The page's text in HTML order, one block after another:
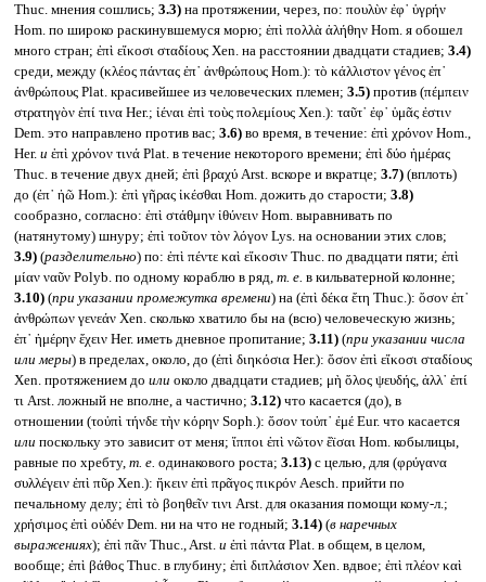
Thuc. мнения сошлись; 3.3)на протяжении, через, по: πουλὺν ἐφ᾽ ὑγρήν
Hom. по широко раскинувшемуся морю; ἐπὶ πολλὰ ἀλήθην Hom. я обошел
много стран; ἐπὶ εἴκοσι σταδίους Xen. на расстоянии двадцати стадиев; 3.4)
среди, между (κλέος πάντας ἐπ᾽ ἀνθρώπους Hom.): τὸ κάλλιστον γένος ἐπ᾽
ἀνθρώπους Plat. красивейшее из человеческих племен; 3.5)против (πέμπειν
στρατηγὸν ἐπί τινα Her.; ἰέναι ἐπὶ τοὺς πολεμίους Xen.): ταῦτ᾽ ἐφ᾽ ὑμᾶς ἐστιν
Dem. это направлено против вас; 3.6)во время, в течение: ἐπὶ χρόνον Hom.,
Her. и ἐπὶ χρόνον τινά Plat. в течение некоторого времени; ἐπὶ δύο ἡμέρας
Thuc. в течение двух дней; ἐπὶ βραχύ Arst. вскоре и вкратце; 3.7)(вплоть)
до (ἐπ᾽ ἠῶ Hom.): ἐπὶ γῆρας ἱκέσθαι Hom. дожить до старости; 3.8)
сообразно, согласно: ἐπὶ στάθμην ἰθύνειν Hom. выравнивать по
(натянутому) шнуру; ἐπὶ τοῦτον τὸν λόγον Lys. на основании этих слов;
3.9)(разделительно) по: ἐπὶ πέντε καὶ εἴκοσιν Thuc. по двадцати пяти; ἐπὶ
μίαν ναῦν Polyb. по одному кораблю в ряд, т. е. в кильватерной колонне;
3.10)(при указании промежутка времени) на (ἐπὶ δέκα ἔτη Thuc.): ὅσον ἐπ᾽
ἀνθρώπων γενεάν Xen. сколько хватило бы на (всю) человеческую жизнь;
ἐπ᾽ ἡμέρην ἔχειν Her. иметь дневное пропитание; 3.11)(при указании числа
или меры) в пределах, около, до (ἐπὶ διηκόσια Her.): ὅσον ἐπὶ εἴκοσι σταδίους
Xen. протяжением до или около двадцати стадиев; μὴ ὅλος ψευδής, ἀλλ᾽ ἐπί
τι Arst. ложный не вполне, а частично; 3.12)что касается (до), в
отношении (τοὐπὶ τήνδε τὴν κόρην Soph.): ὅσον τοὐπ᾽ ἐμέ Eur. что касается
или поскольку это зависит от меня; ἵπποι ἐπὶ νῶτον ἔϊσαι Hom. кобылицы,
равные по хребту, т. е. одинакового роста; 3.13)с целью, для (φρύγανα
συλλέγειν ἐπὶ πῦρ Xen.): ἥκειν ἐπὶ πρᾶγος πικρόν Aesch. прийти по
печальному делу; ἐπὶ τὸ βοηθεῖν τινι Arst. для оказания помощи кому-л.;
χρήσιμος ἐπὶ οὐδέν Dem. ни на что не годный; 3.14)(в наречных
выражениях); ἐπὶ πᾶν Thuc., Arst. и ἐπὶ πάντα Plat. в общем, в целом,
вообще; ἐπὶ βάθος Thuc. в глубину; ἐπὶ διπλάσιον Xen. вдвое; ἐπὶ πλέον καὶ